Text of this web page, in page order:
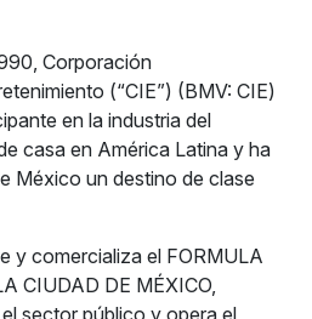
Corporación
(“CIE”) (BMV: CIE)
en la industria del
casa en América Latina y ha
México un destino de clase
y comercializa el FORMULA
CIUDAD DE MÉXICO,
sector público y opera el